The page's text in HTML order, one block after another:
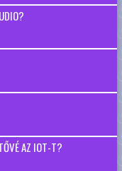
AZ IOT-T?